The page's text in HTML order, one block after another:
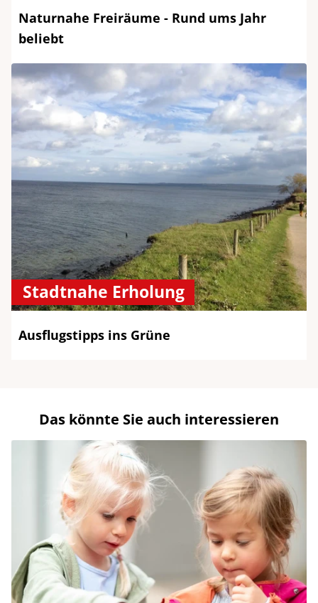
Naturnahe Freiräume - Rund ums Jahr
beliebt
Stadtnahe Erholung
Ausflugstipps ins Grüne
Das könnte Sie auch interessieren